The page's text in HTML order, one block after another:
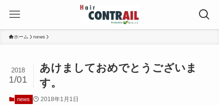
ホーム news
あけましておめでとうございま
す。
2018
1/01
news 2018年1月1日